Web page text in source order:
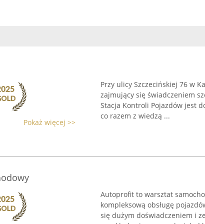
Pokaż więcej >>
Przy ulicy Szczecińskiej 76 w
zajmujący się świadczeniem
Stacja Kontroli Pojazdów jest
co razem z wiedzą ...
Autoprofit to warsztat
kompleksową obsługę
się dużym doświadczeniem i